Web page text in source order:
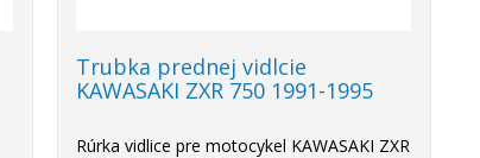
Trubka prednej vidlcie
KAWASAKI ZXR 750 1991-1995
Rúrka vidlice pre motocykel KAWASAKI ZXR